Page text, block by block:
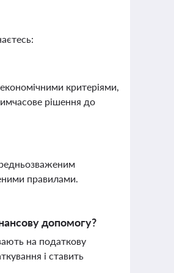
критеріями,
рішення до
правилами.
допомогу?
на податкову
і ставить